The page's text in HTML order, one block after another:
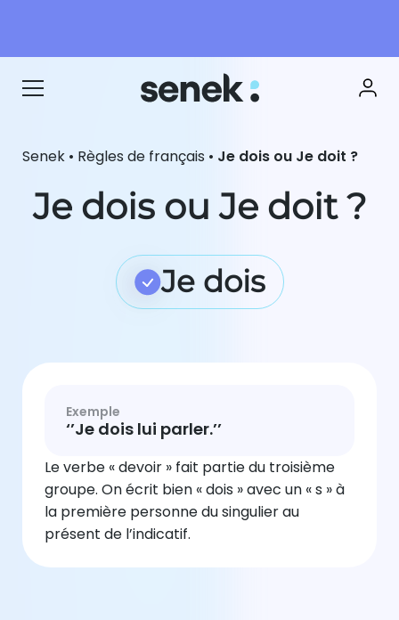
Senek • Règles de français • Je dois ou Je doit ?
Je dois ou Je doit ?
Je dois
Exemple
‘’Je dois lui parler.’’
Le verbe « devoir » fait partie du troisième
groupe. On écrit bien « dois » avec un « s » à
la première personne du singulier au
présent de l’indicatif.